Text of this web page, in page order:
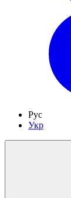
Рус
Укр